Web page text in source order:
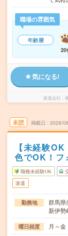
職場の雰囲気
年齢層
20
気になる!
派遣会社
未読 掲載日 2026/
【未経験
色でOK！フ
職種未経験OK
派遣
勤務地
群馬県
新伊勢
曜日頻度 月～金